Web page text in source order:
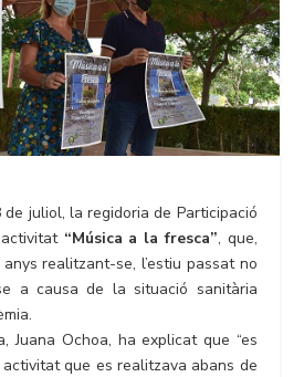
juliol, la regidoria de Participació
“Música a la fresca”, que,
realitzant-se, l’estiu passat no
a causa de la situació sanitària
Juana Ochoa, ha explicat que “es
que es realitzava abans de